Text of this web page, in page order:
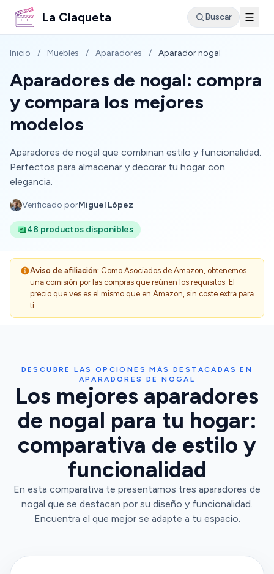
La Claqueta Buscar
Inicio / Muebles / Aparadores / Aparador nogal
Aparadores de nogal: compra
y compara los mejores
modelos
Aparadores de nogal que combinan estilo y funcionalidad.
Perfectos para almacenar y decorar tu hogar con
elegancia.
Verificado porMiguel López
48 productos disponibles
Aviso de afiliación: Como Asociados de Amazon, obtenemos
una comisión por las compras que reúnen los requisitos. El
precio que ves es el mismo que en Amazon, sin coste extra para
ti.
DESCUBRE LAS OPCIONES MÁS DESTACADAS EN
APARADORES DE NOGAL
Los mejores aparadores
de nogal para tu hogar:
comparativa de estilo y
funcionalidad
En esta comparativa te presentamos tres aparadores de
nogal que se destacan por su diseño y funcionalidad.
Encuentra el que mejor se adapte a tu espacio.